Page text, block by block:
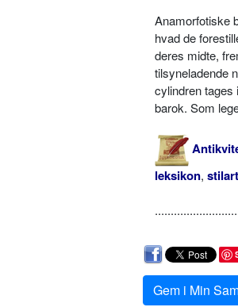
Anamorfotiske
hvad de
deres midte,
tilsyneladende
cylindren
barok. Som
leksikon,
Gem i Min